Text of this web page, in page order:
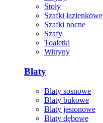
Stoły
Szafki łazienkowe
Szafki nocne
Szafy
Toaletki
Witryny
Blaty
Blaty sosnowe
Blaty bukowe
Blaty jesionowe
Blaty dębowe